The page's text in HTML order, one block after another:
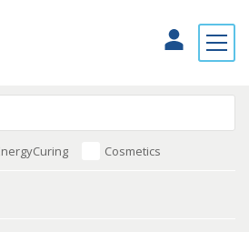
Cosmetics